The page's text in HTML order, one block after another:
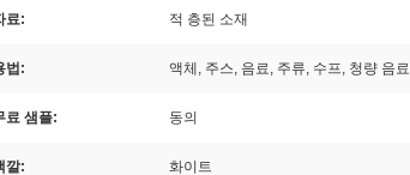
료: 적 층된 소재
법: 액체, 주스, 음료, 주류, 수프, 청량 음료
료 샘플: 동의
깔: 화이트